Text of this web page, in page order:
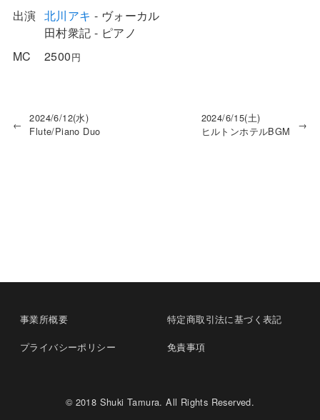
出演 北川アキ - ヴォーカル
田村衆記 - ピアノ
MC
2500円
←
2024/6/12(水)
Flute/Piano Duo
2024/6/15(土)
ヒルトンホテルBGM
→
事業所概要 特定商取引法に基づく表記
プライバシーポリシー 免責事項
© 2018 Shuki Tamura. All Rights Reserved.